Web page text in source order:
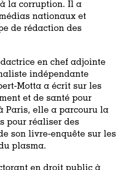
la corruption. Il a
nationaux et
de rédaction des
en chef adjointe
indépendante
Motta a écrit sur les
et de santé pour
Paris, elle a parcouru la
pour réaliser des
son livre-enquête sur les
plasma.